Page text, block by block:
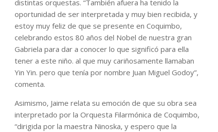
distintas orquestas. “También afuera ha tenido la
oportunidad de ser interpretada y muy bien recibida, y
estoy muy feliz de que se presente en Coquimbo,
celebrando estos 80 años del Nobel de nuestra gran
Gabriela para dar a conocer lo que significó para ella
tener a este niño. al que muy cariñosamente llamaban
Yin Yin. pero que tenía por nombre Juan Miguel Godoy”,
comenta.
Asimismo, Jaime relata su emoción de que su obra sea
interpretado por la Orquesta Filarmónica de Coquimbo,
“dirigida por la maestra Ninoska, y espero que la